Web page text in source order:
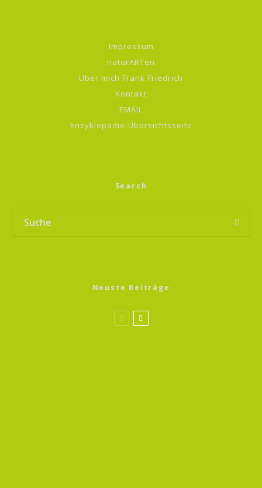
Impressum
naturARTen
Über mich Frank Friedrich
Kontakt
EMAIL
Enzyklopädie-Übersichtsseite
Search
Neuste Beiträge